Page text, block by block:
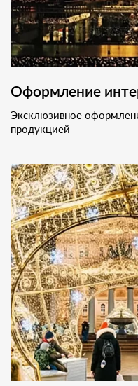
Оформление
Эксклюзивное
продукцией